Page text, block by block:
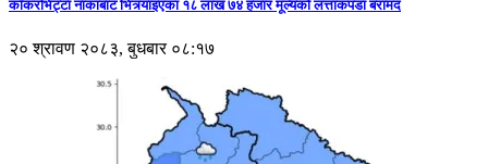
काँकरभिट्टा नाकाबाट भित्र्याइएका १८ लाख ७४ हजार मूल्यकाे लत्ताकपडा बरामद
२० श्रावण २०८३, बुधबार ०८:१७